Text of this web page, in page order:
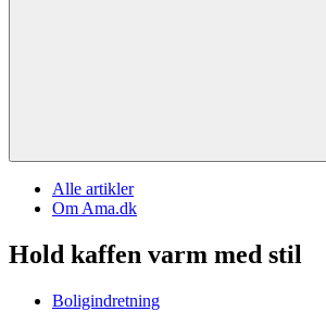
Alle artikler
Om Ama.dk
Hold kaffen varm med stil
Boligindretning